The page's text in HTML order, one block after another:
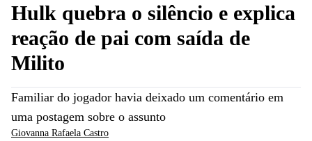
Hulk quebra o silêncio e explica
reação de pai com saída de
Milito
Familiar do jogador havia deixado um comentário em
uma postagem sobre o assunto
Giovanna Rafaela Castro